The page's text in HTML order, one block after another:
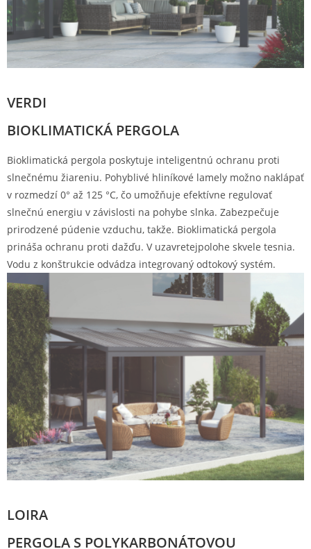
VERDI
BIOKLIMATICKÁ PERGOLA
Bioklimatická pergola poskytuje inteligentnú ochranu proti
slnečnému žiareniu. Pohyblivé hliníkové lamely možno naklápať
v rozmedzí 0° až 125 °C, čo umožňuje efektívne regulovať
slnečnú energiu v závislosti na pohybe slnka. Zabezpečuje
prirodzené púdenie vzduchu, takže. Bioklimatická pergola
prináša ochranu proti dažďu. V uzavretejpolohe skvele tesnia.
Vodu z konštrukcie odvádza integrovaný odtokový systém.
LOIRA
PERGOLA S POLYKARBONÁTOVOU